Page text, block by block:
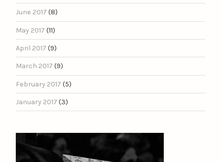
June 2017 (8)
May 2017 (11)
April 2017 (9)
March 2017 (9)
February 2017 (5)
January 2017 (3)